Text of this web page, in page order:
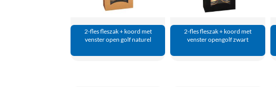
2-fles fleszak + koord met
venster open golf naturel
2-fles fleszak + koord met
venster opengolf zwart